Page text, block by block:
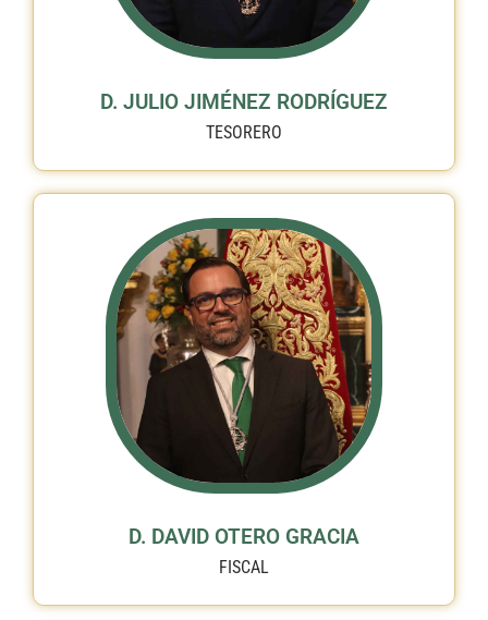
D. JULIO JIMÉNEZ RODRÍGUEZ
TESORERO
D. DAVID OTERO GRACIA
FISCAL